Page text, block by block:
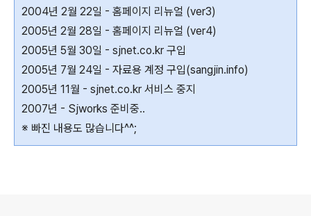
2004년 2월 22일 - 홈페이지 리뉴얼 (ver3)
2005년 2월 28일 - 홈페이지 리뉴얼 (ver4)
2005년 5월 30일 - sjnet.co.kr 구입
2005년 7월 24일 - 자료용 계정 구입(sangjin.info)
2005년 11월 - sjnet.co.kr 서비스 중지
2007년 - Sjworks 준비중..
※ 빠진 내용도 많습니다^^;